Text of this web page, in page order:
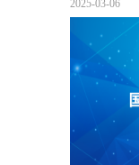
2025-03-06